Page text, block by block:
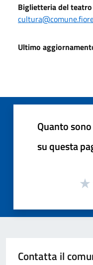
Biglietteria del
Ultimo
Quanto
su questa
Contatta il